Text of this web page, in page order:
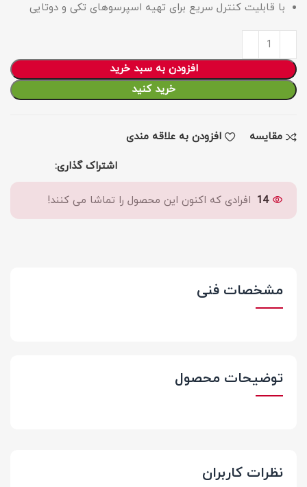
با قابلیت کنترل سریع برای تهیه اسپرسوهای تکی و دوتایی
افزودن به سبد خرید
خرید کنید
مقايسه افزودن به علاقه مندی
اشتراک گذاری:
14 افرادی که اکنون این محصول را تماشا می کنند!
توضیحات محصول
مشخصات فنی
نظرات کاربران